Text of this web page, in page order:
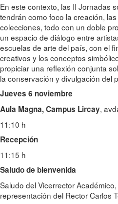
En este contexto, las II Jornadas
tendrán como foco la creación,
colecciones, todo con un doble
un espacio de diálogo entre
escuelas de arte del país, con el
creativos y los conceptos
propiciar una reflexión conjunta
la conservación y divulgación del
Jueves 6 noviembre
Aula Magna, Campus Lircay,
11:10 h
Recepción
11:15 h
Saludo de bienvenida
Saludo del Vicerrector
representación del Rector Carlos